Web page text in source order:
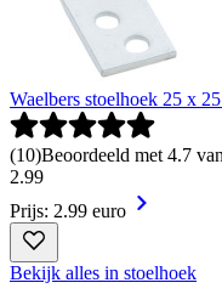
Waelbers stoelhoek 25 x
(10)Beoordeeld met 4.7
2.99
Prijs: 2.99 euro
Bekijk alles in stoelhoek